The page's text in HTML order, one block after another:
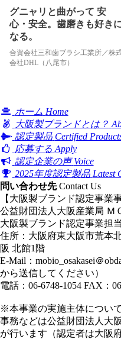
グニャリと曲がって 安
心・安全。歯磨きも好き
なる。
合資会社三和歯ブラシ工業所／株
会社DHL（八尾市）
ホーム Home
大阪製ブランドとは？
認定製品 Certified
応募する Apply
認定企業の声 Voice
2025年度認定製品 Latest
問い合わせ先 Contact Us
【大阪製ブランド認定事業
公益財団法人大阪産業局 Ｍ
大阪製ブランド認定事業担当
住所：大阪府東大阪市荒本
阪 北館1階
E-Mail： mobio_osakasei＠
から送信してください）
電話：06-6748-1054 FAX：
※本事業の実施主体につい
事務などは公益財団法人大
が行います（認定者は大阪